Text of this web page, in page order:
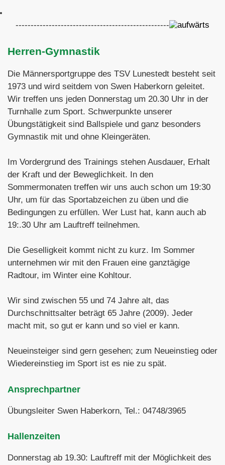
---------------------------------------------------
Herren-Gymnastik
Die Männersportgruppe des TSV Lunestedt besteht seit
1973 und wird seitdem von Swen Haberkorn geleitet.
Wir treffen uns jeden Donnerstag um 20.30 Uhr in der
Turnhalle zum Sport. Schwerpunkte unserer
Übungstätigkeit sind Ballspiele und ganz besonders
Gymnastik mit und ohne Kleingeräten.
Im Vordergrund des Trainings stehen Ausdauer, Erhalt
der Kraft und der Beweglichkeit. In den
Sommermonaten treffen wir uns auch schon um 19:30
Uhr, um für das Sportabzeichen zu üben und die
Bedingungen zu erfüllen. Wer Lust hat, kann auch ab
19:.30 Uhr am Lauftreff teilnehmen.
Die Geselligkeit kommt nicht zu kurz. Im Sommer
unternehmen wir mit den Frauen eine ganztägige
Radtour, im Winter eine Kohltour.
Wir sind zwischen 55 und 74 Jahre alt, das
Durchschnittsalter beträgt 65 Jahre (2009). Jeder
macht mit, so gut er kann und so viel er kann.
Neueinsteiger sind gern gesehen; zum Neueinstieg oder
Wiedereinstieg im Sport ist es nie zu spät.
Ansprechpartner
Übungsleiter Swen Haberkorn, Tel.: 04748/3965
Hallenzeiten
Donnerstag ab 19.30: Lauftreff mit der Möglichkeit des